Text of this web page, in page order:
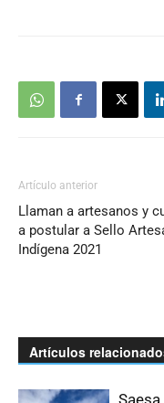
Artículo anterior
Llaman a artesanos y
a postular a Sello
Indígena 2021
Artículos